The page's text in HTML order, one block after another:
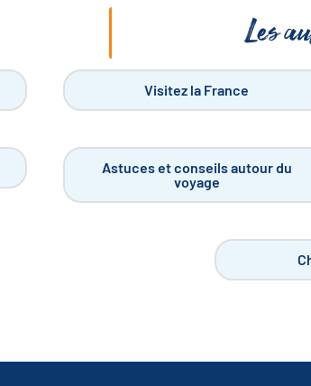
Les
Visitez la France
Astuces et conseils autour du
voyage